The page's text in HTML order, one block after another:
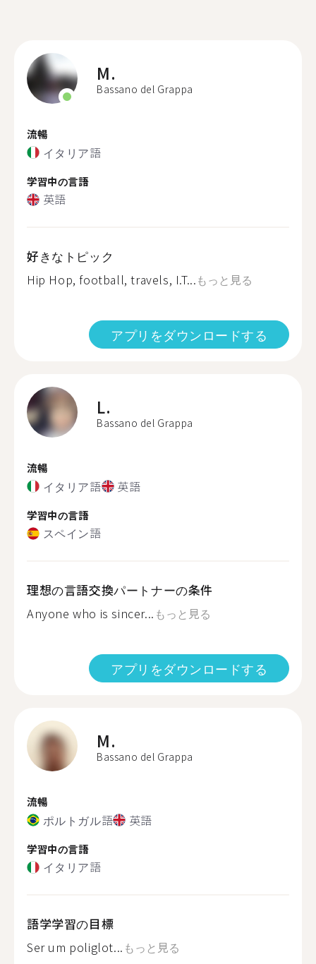
M.
Bassano del Grappa
流暢
イタリア語
学習中の言語
英語
好きなトピック
Hip Hop, football, travels, I.T...もっと見る
アプリをダウンロードする
L.
Bassano del Grappa
流暢
イタリア語 英語
学習中の言語
スペイン語
理想の言語交換パートナーの条件
Anyone who is sincer... もっと見る
アプリをダウンロードする
M.
Bassano del Grappa
流暢
ポルトガル語 英語
学習中の言語
イタリア語
語学学習の目標
Ser um poliglot... もっと見る